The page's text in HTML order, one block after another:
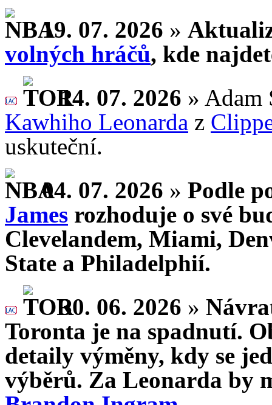
19. 07. 2026 »
volných hráčů, kde
14. 07. 2026 » Adam
Kawhiho Leonarda z
uskuteční.
04. 07. 2026 » Podle
James rozhoduje o své
Clevelandem, Miami,
State a Philadelphií.
30. 06. 2026 »
Toronta je na spadnutí.
detaily výměny, kdy se
výběrů. Za Leonarda by